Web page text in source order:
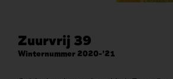
Zuurvrij 39
Winternummer 2020-’21